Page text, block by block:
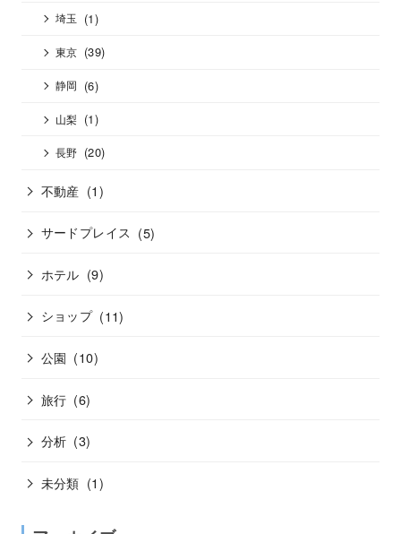
埼玉 (1)
東京 (39)
静岡 (6)
山梨 (1)
長野 (20)
不動産 (1)
サードプレイス (5)
ホテル (9)
ショップ (11)
公園 (10)
旅行 (6)
分析 (3)
未分類 (1)